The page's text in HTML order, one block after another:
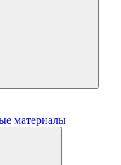
материалы